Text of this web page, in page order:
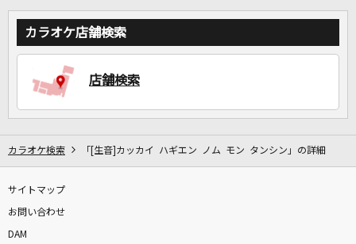
自宅でカラオケ歌い放題！
家族や友達と一緒に！練習にも！
カラオケ店舗検索
店舗検索
カラオケ検索 「[生音]カッカイ ハギエン ノム モン タンシン」の詳細
サイトマップ
お問い合わせ
DAM